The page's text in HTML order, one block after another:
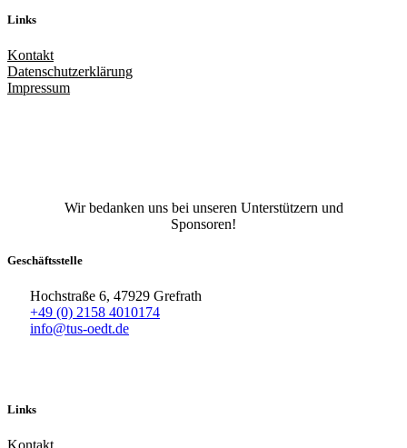
Links
Kontakt
Datenschutzerklärung
Impressum
Wir bedanken uns bei unseren Unterstützern und
Sponsoren!
Geschäftsstelle
Hochstraße 6, 47929 Grefrath
+49 (0) 2158 4010174
info@tus-oedt.de
Links